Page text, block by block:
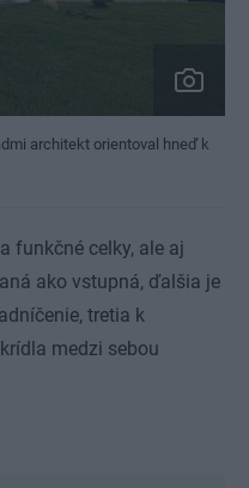
architekt orientoval hneď k
funkčné celky, ale aj
ako vstupná, ďalšia je
tretia k
medzi sebou